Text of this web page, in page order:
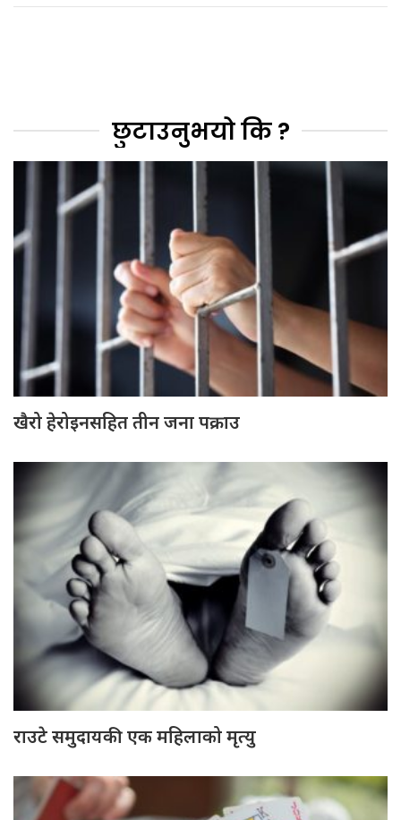
छुटाउनुभयो कि ?
खैरो हेरोइनसहित तीन जना पक्राउ
राउटे समुदायकी एक महिलाको मृत्यु